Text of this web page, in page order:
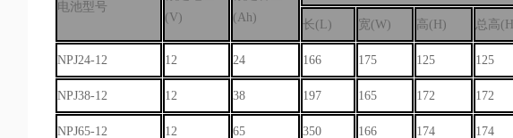
电池型号
(V)
(Ah)
长(L)
宽(W) 高(H) 总高
NPJ24-12 12 24 166 175 125 125
NPJ38-12 12 38 197 165 172 172
NPJ65-12 12 65 350 166 174 174